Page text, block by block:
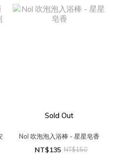
Sold Out
Nol 吹泡泡入浴棒 - 星星皂香
NT$135 NT$150